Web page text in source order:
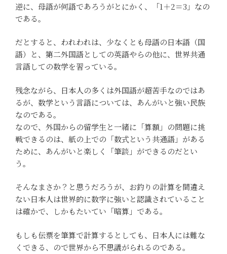
逆に、母語が何語であろうがとにかく、「1＋2＝3」なの
である。
だとすると、われわれは、少なくとも母語の日本語（国
語）と、第二外国語としての英語やらの他に、世界共通
言語しての数学を習っている。
残念ながら、日本人の多くは外国語が超苦手なのではあ
るが、数学という言語については、あんがいと強い民族
なのである。
なので、外国からの留学生と一緒に「算額」の問題に挑
戦できるのは、紙の上での「数式という共通語」がある
ために、あんがいと楽しく「筆談」ができるのだとい
う。
そんなまさか？と思うだろうが、お釣りの計算を間違え
ない日本人は世界的に数字に強いと認識されていること
は確かで、しかもたいてい「暗算」である。
もしも伝票を筆算で計算するとしても、日本人には難な
くできる、ので世界から不思議がられるのである。